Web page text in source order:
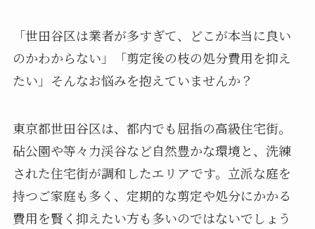
「世田谷区は業者が多すぎて、どこが本当に良い
のかわからない」「剪定後の枝の処分費用を抑え
たい」そんなお悩みを抱えていませんか？
東京都世田谷区は、都内でも屈指の高級住宅街。
砧公園や等々力渓谷など自然豊かな環境と、洗練
された住宅街が調和したエリアです。立派な庭を
持つご家庭も多く、定期的な剪定や処分にかかる
費用を賢く抑えたい方も多いのではないでしょう